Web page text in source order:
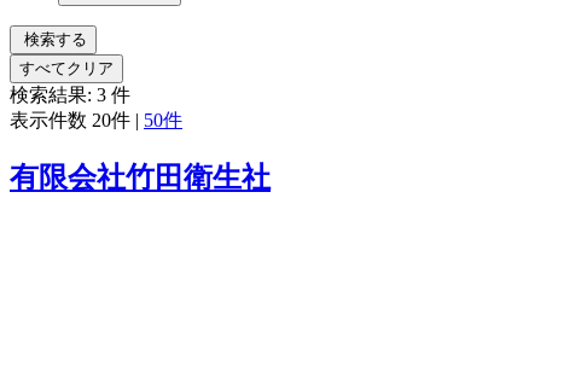
検索する
すべてクリア
検索結果: 3 件
表示件数 20件 | 50件
有限会社竹田衛生社